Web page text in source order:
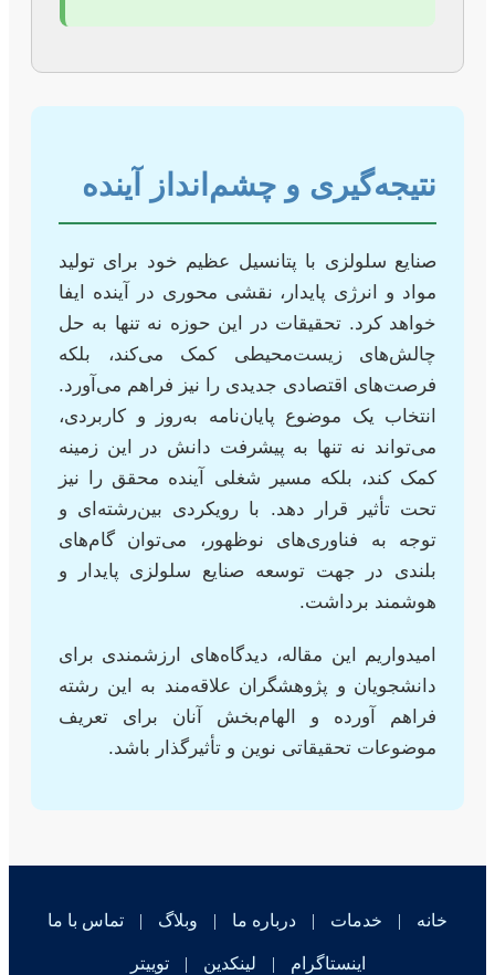
نتیجه‌گیری و چشم‌انداز آینده
صنایع سلولزی با پتانسیل عظیم خود برای تولید
مواد و انرژی پایدار، نقشی محوری در آینده ایفا
خواهد کرد. تحقیقات در این حوزه نه تنها به حل
چالش‌های زیست‌محیطی کمک می‌کند، بلکه
فرصت‌های اقتصادی جدیدی را نیز فراهم می‌آورد.
انتخاب یک موضوع پایان‌نامه به‌روز و کاربردی،
می‌تواند نه تنها به پیشرفت دانش در این زمینه
کمک کند، بلکه مسیر شغلی آینده محقق را نیز
تحت تأثیر قرار دهد. با رویکردی بین‌رشته‌ای و
توجه به فناوری‌های نوظهور، می‌توان گام‌های
بلندی در جهت توسعه صنایع سلولزی پایدار و
هوشمند برداشت.
امیدواریم این مقاله، دیدگاه‌های ارزشمندی برای
دانشجویان و پژوهشگران علاقه‌مند به این رشته
فراهم آورده و الهام‌بخش آنان برای تعریف
موضوعات تحقیقاتی نوین و تأثیرگذار باشد.
خانه | خدمات | درباره ما | وبلاگ | تماس با ما
اینستاگرام | لینکدین | توییتر